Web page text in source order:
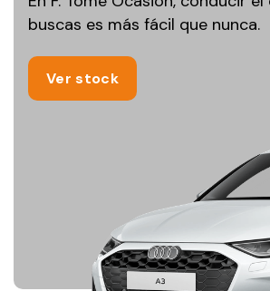
buscas es más fácil que nunca.
Ver stock